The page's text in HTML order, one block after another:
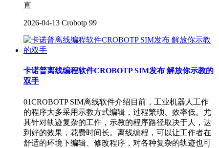
直
2026-04-13 Crobotp 99
卡诺普离线编程软件CROBOTP SIM发布 解放你示教的
双手
01CROBOTP SIM离线软件介绍目前，工业机器人工作
的程序大多采用示教方式编辑，过程繁琐、效率低。尤
其针对轨迹复杂的工件，示教的程序路径取决于人，达
到好的效果，花费时间长。离线编程，可以让工作者在
舒适的环境下编辑、修改程序，对各种复杂的轨迹也可